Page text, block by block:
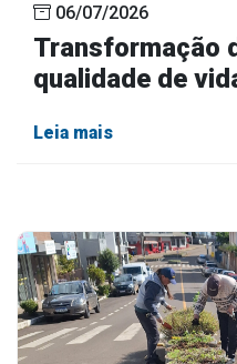
06/07/2026
Transformação
qualidade de
Leia mais